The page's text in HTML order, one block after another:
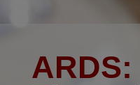
ARDS: